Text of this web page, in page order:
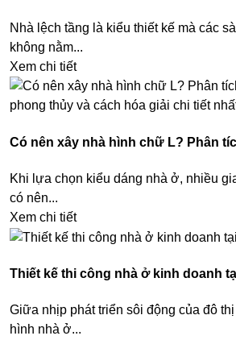
Nhà lệch tầng là kiểu thiết kế mà các
không nằm...
Xem chi tiết
Có nên xây nhà hình chữ L? Phân
Khi lựa chọn kiểu dáng nhà ở, nhiều
có nên...
Xem chi tiết
Thiết kế thi công nhà ở kinh doanh
Giữa nhịp phát triển sôi động của đô
hình nhà ở...